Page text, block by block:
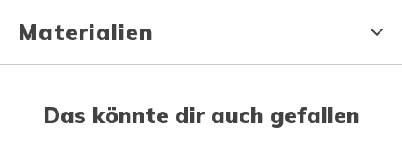
Materialien
Das könnte dir auch gefallen